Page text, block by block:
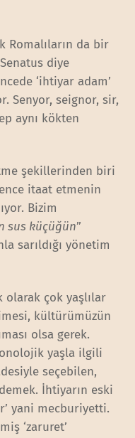
Romalıların da bir
diye
‘ihtiyar adam’
Senyor, seignor, sir,
aynı kökten
şekillerinden biri
itaat etmenin
Bizim
sus küçüğün”
sarıldığı yönetim
çok yaşlılar
kültürümüzün
olsa gerek.
yaşla ilgili
seçebilen,
İhtiyarın eski
yani mecburiyetti.
‘zaruret’